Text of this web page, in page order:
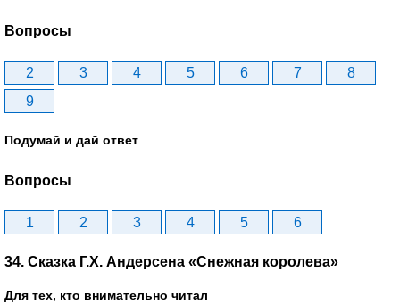
Вопросы
2 3 4 5 6 7
8
9
Подумай и дай ответ
Вопросы
1 2 3 4 5 6
34. Сказка Г.Х. Андерсена «Снежная королева»
Для тех, кто внимательно читал